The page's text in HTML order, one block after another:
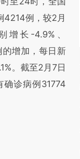
4214例，较2月
增长-4.9%、
增加，每日新
。截至2月7日
诊病例31774